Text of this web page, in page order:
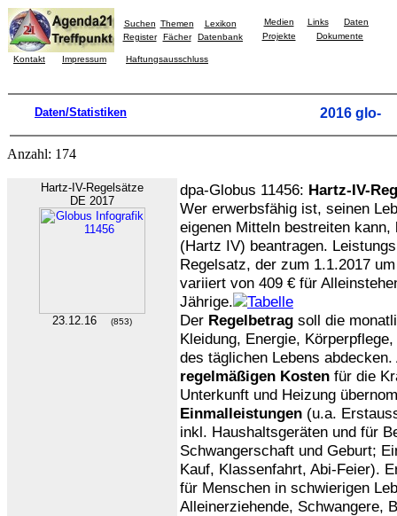
Suchen Themen
Lexikon
Register
Fächer Datenbank
Medien Links
Daten
Projekte
Dokumente
Kontakt Impressum Haftungsausschluss
Daten/Statistiken 2016 glo-
Anzahl: 174
Hartz-IV-Regelsätze
DE 2017
23.12.16 (853)
dpa-Globus 11456: Hartz-IV-
Wer erwerbsfähig ist, seinen
eigenen Mitteln bestreiten
(Hartz IV) beantragen.
Regelsatz, der zum 1.1.2017
variiert von 409 € für
Jährige.
Der Regelbetrag soll die
Kleidung, Energie,
des täglichen Lebens
regelmäßigen Kosten für die
Unterkunft und Heizung
Einmalleistungen (u.a.
inkl. Haushaltsgeräten und für
Schwangerschaft und Geburt;
Kauf, Klassenfahrt, Abi-Feier).
für Menschen in schwierigen
Alleinerziehende, Schwangere,